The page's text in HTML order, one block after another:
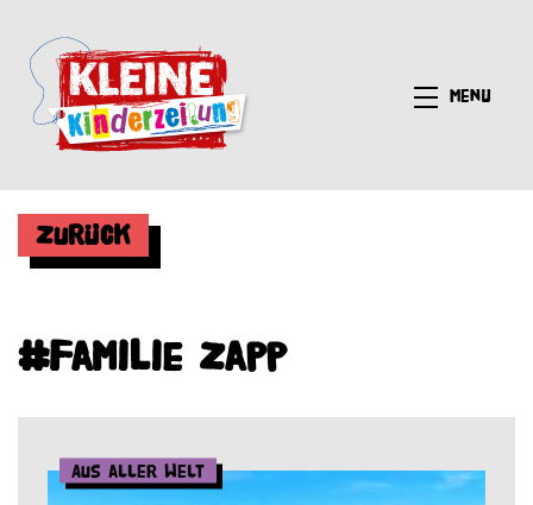
Menü
Zurück
#Familie Zapp
Aus aller Welt